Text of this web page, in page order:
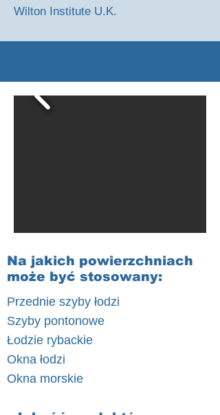
Wilton Institute U.K.
Na jakich powierzchniach
może być stosowany:
Przednie szyby łodzi
Szyby pontonowe
Łodzie rybackie
Okna łodzi
Okna morskie